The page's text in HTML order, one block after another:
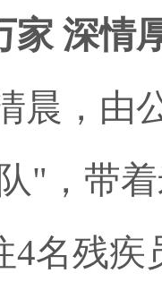
家 深情
晨，由
" ，带
4名残疾